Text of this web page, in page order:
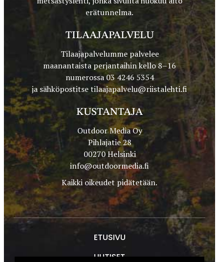
erätunnelma.
TILAAJAPALVELU
Tilaajapalvelumme palvelee
maanantaista perjantaihin kello 8–16
numerossa 03 4246 5354
ja sähköpostitsetilaajapalvelu@riistalehti.fi
KUSTANTAJA
Outdoor Media Oy
Pihlajatie 28
00270 Helsinki
info@outdoormedia.fi
Kaikki oikeudet pidätetään.
ETUSIVU
UUTISET